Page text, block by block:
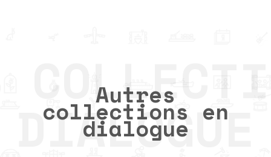
Autres
collections en
dialogue